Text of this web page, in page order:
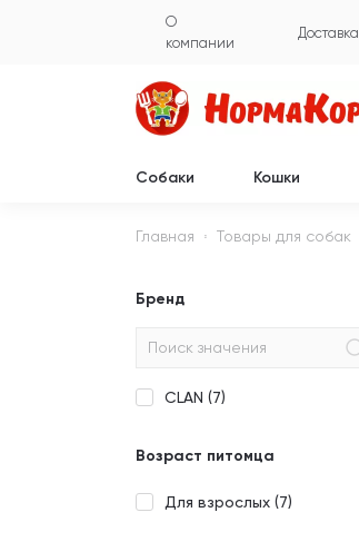
О
компании
Доставка
Собаки Кошки
Главная Товары для собак
Бренд
CLAN (7)
Возраст питомца
Для взрослых (7)